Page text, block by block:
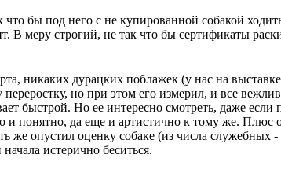
бы под него с не купированной собакой
В меру строгий, не так что бы сертификаты
никаких дурацких поблажек (у нас на
но при этом его измерил, и все
быстрой. Но ее интересно смотреть, даже если
понятно, да еще и артистично к тому же. Плюс
же опустил оценку собаке (из числа служебных
истерично беситься.